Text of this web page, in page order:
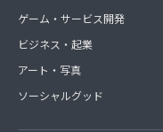
ゲーム・サービス開発
ビジネス・起業
アート・写真
ソーシャルグッド